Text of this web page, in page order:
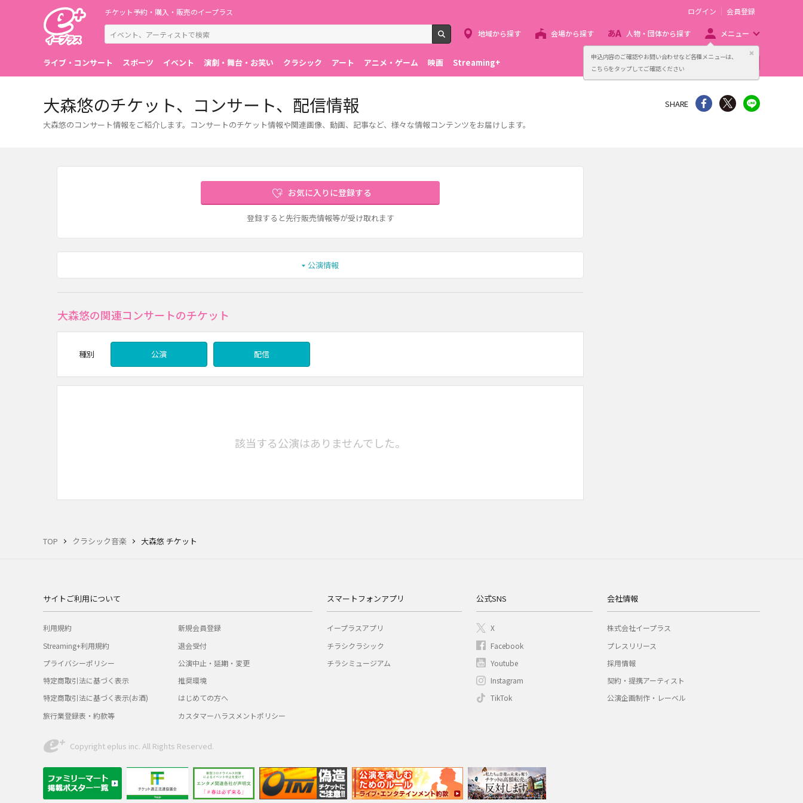
申込内容のご確認やお問い合わせなど各種メニューは、
こちらをタップしてご確認ください
閉じる
チケット予約・購入・販売のイープラス
検索
ログイン 会員登録
地域から探す 会場から探す 人物・団体から探す メニュー
ライブ・コンサート スポーツ イベント 演劇・舞台・お笑い クラシック アート アニメ・ゲーム 映画 Streaming+ 主催者向け販売サービス
TOP クラシック音楽 大森悠 チケット
大森悠のチケット、コンサート、配信情報
大森悠のコンサート情報をご紹介します。コンサートのチケット情報や関連画像、動画、記事など、様々な情報コンテンツをお届けします。
SHARE シェア Twitter
お気に入りに登録する
登録すると先行販売情報等が受け取れます
公演情報
大森悠の関連コンサートのチケット
種別 公演 配信
該当する公演はありませんでした。
サイトご利用について
利用規約
Streaming+利用規約
プライバシーポリシー
特定商取引法に基づく表示
特定商取引法に基づく表示(お酒)
旅行業登録表・約款等
新規会員登録
退会受付
公演中止・延期・変更
推奨環境
はじめての方へ
カスタマーハラスメントポリシー
スマートフォンアプリ
イープラスアプリ
チラシクラシック
チラシミュージアム
公式SNS
X
Facebook
Youtube
Instagram
TikTok
会社情報
株式会社イープラス
プレスリリース
採用情報
契約・提携アーティスト
公演企画制作・レーベル
Copyright eplus inc. All Rights Reserved.